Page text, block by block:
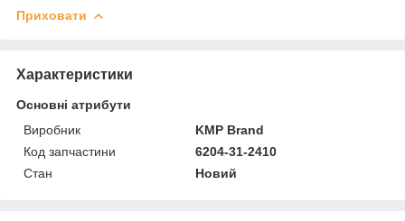
Приховати
Характеристики
Основні атрибути
Виробник
KMP Brand
Код запчастини
6204-31-2410
Стан
Новий